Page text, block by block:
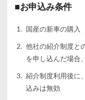
■お申込み条件
国産の新車の購入
他社の紹介制度と
を申し込んだ場合
紹介制度利用後に
込みは無効